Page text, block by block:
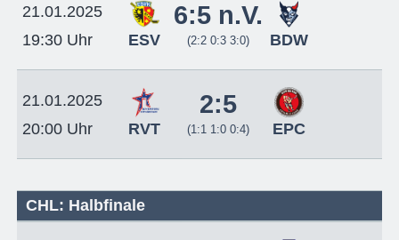
21.01.2025
19:30 Uhr
ESV
6:5 n.V.
(2:2 0:3 3:0) BDW
21.01.2025
20:00 Uhr
RVT
2:5
(1:1 1:0 0:4) EPC
CHL: Halbfinale